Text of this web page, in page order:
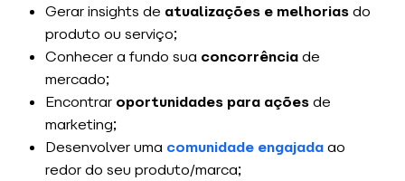
Gerar insights de atualizações e melhoriasdo
produto ou serviço;
Conhecer a fundo sua concorrênciade
mercado;
Encontrar oportunidades para açõesde
marketing;
Desenvolver uma comunidade engajadaao
redor do seu produto/marca;